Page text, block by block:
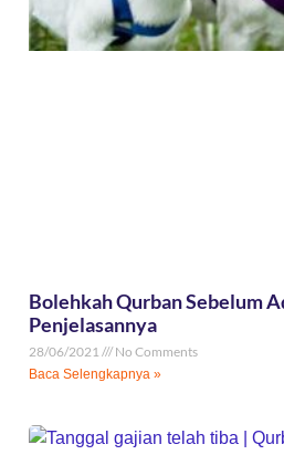
Bolehkah Qurban Sebelum
Penjelasannya
28/06/2021 No Comments
Baca Selengkapnya »